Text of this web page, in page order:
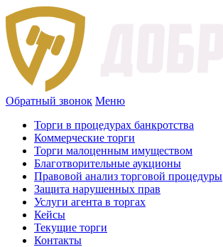
Обратный звонок Меню
Торги в процедурах банкротства
Коммерческие торги
Торги малоценным имуществом
Благотворительные аукционы
Правовой анализ торговой процедуры
Защита нарушенных прав
Услуги агента в торгах
Кейсы
Текущие торги
Контакты